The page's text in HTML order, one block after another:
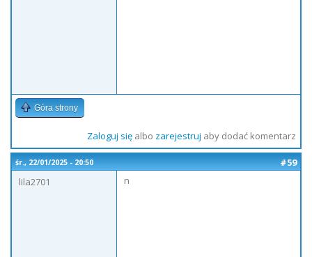
Góra strony
Zaloguj sięalbo zarejestruj aby dodać komentarz
śr., 22/01/2025 - 20:50
#59
lila2701
n